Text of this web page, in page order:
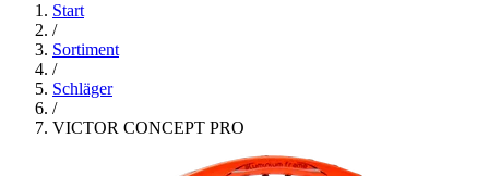
Start
/
Sortiment
/
Schläger
/
VICTOR CONCEPT PRO